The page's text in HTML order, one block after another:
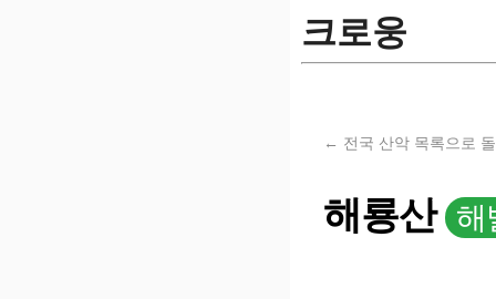
크로웅
← 전국 산악 목록으로
해룡산 해